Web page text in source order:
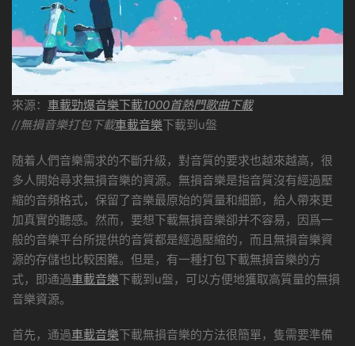
來源： 車載勁爆音樂下載1000首熱門歌曲下載
//無損音樂打包下載車載音樂下載到u盤
随着人們音樂需求的不斷升級，對音質的要求也越來越高，很
多人開始尋求無損音樂的資源。無損音樂是指音質沒有經過壓
縮的音頻格式，保留了音樂最原始的質量和細節，給人帶來更
加真實的聽感。然而，要想下載無損音樂卻并不容易，因爲一
般的音樂平台所提供的音質都是經過壓縮的，而且無損音樂資
源的存儲也比較困難。但是，有一種打包下載無損音樂的方
式，即通過車載音樂下載到u盤，可以方便地獲取高質量的無損
音樂資源。
首先，通過車載音樂下載無損音樂的方法很簡單，隻需要準備